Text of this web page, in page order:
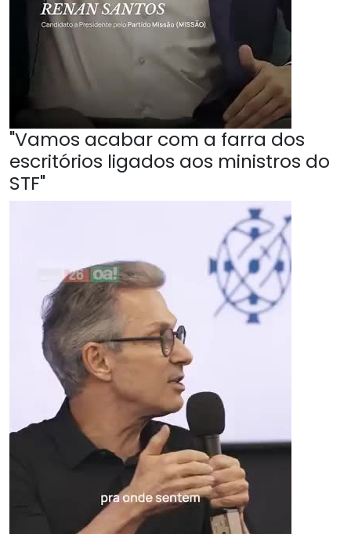
"Vamos acabar com a farra dos
escritórios ligados aos ministros do
STF"